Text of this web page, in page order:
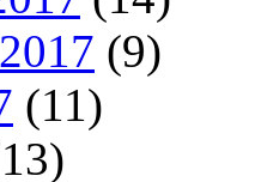
(9)
(11)